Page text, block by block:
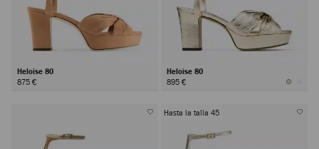
Heloise 80
875 €
Heloise 80
895 €
Hasta la talla 45